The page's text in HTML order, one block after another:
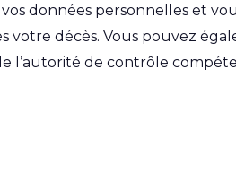
données personnelles et
votre décès. Vous pouvez
de contrôle